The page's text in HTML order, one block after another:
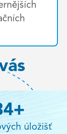
+
úložišť